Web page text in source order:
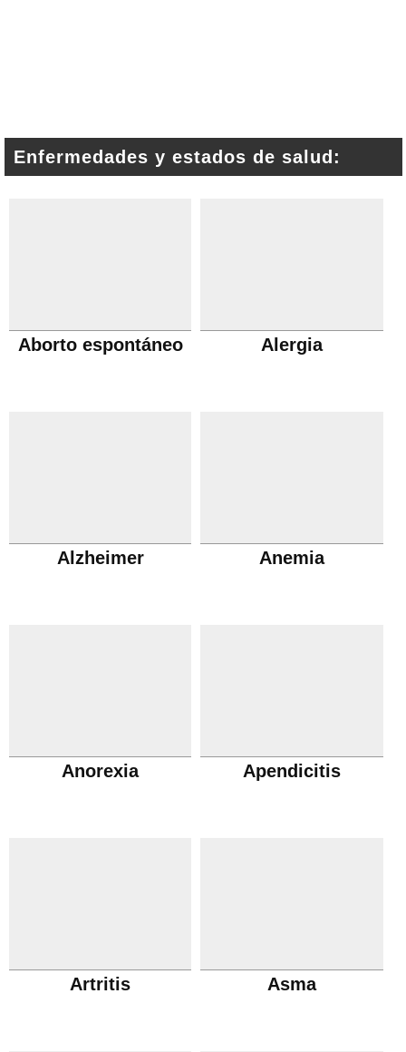
Enfermedades y estados de salud:
Aborto espontáneo Alergia
Alzheimer Anemia
Anorexia Apendicitis
Artritis Asma